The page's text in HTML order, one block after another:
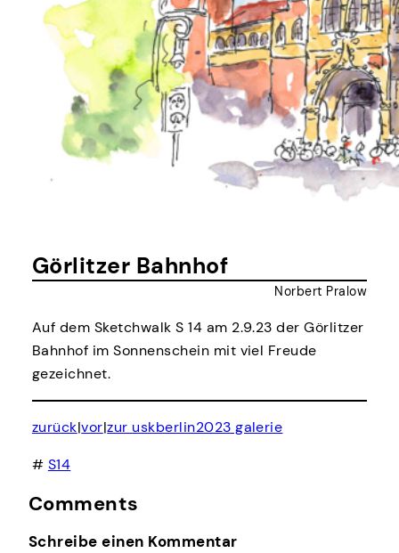
Görlitzer Bahnhof
Norbert Pralow
Auf dem Sketchwalk S 14 am 2.9.23 der Görlitzer
Bahnhof im Sonnenschein mit viel Freude
gezeichnet.
zurück|vor|zur uskberlin2023 galerie
# S14
Comments
Schreibe einen Kommentar